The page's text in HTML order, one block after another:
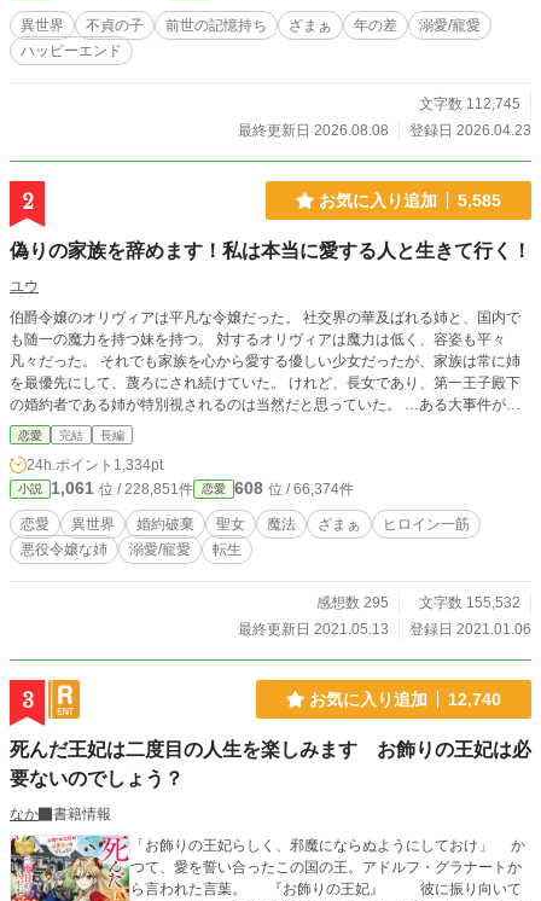
異世界 不貞の子 前世の記憶持ち ざまぁ 年の差
溺愛/寵愛
ハッピーエンド
文字数 112,745
最終更新日 2026.08.08
登録日 2026.04.23
2 お気に入り追加 5,585
偽りの家族を辞めます！私は本当に愛する人と生きて行く！
ユウ
伯爵令嬢のオリヴィアは平凡な令嬢だった。 社交界の華及ばれる姉と、国内で
も随一の魔力を持つ妹を持つ。 対するオリヴィアは魔力は低く、容姿も平々
凡々だった。 それでも家族を心から愛する優しい少女だったが、家族は常に姉
を最優先にして、蔑ろにされ続けていた。 けれど、長女であり、第一王子殿下
の婚約者である姉が特別視されるのは当然だと思っていた。 …ある大事件が起
きるまで。 姉がある日突然婚約者に婚約破棄を告げられてしまったことによ
り、姉のマリアナを守るようになり、婚約者までもマリアナを優先するようにな
る。 両親や婚約者は傷心の姉の為ならば当然だと言う様に、蔑ろにするも耐え
続けるが最中。 姉の婚約者を奪った噂の悪女と出会ってしまう。 しかしその少
女は噂のような悪女ではなく… ＊＊＊ タイトルを変更しました。 指摘を下さっ
た皆さん、ありがとうございます。
恋愛 完結 長編
24h.ポイント 1,334pt
小説 1,061 位 / 228,851件 恋愛 608 位 / 66,374件
恋愛 異世界 婚約破棄 聖女 魔法 ざまぁ
ヒロイン一筋
悪役令嬢な姉
溺愛/寵愛 転生
感想数 295
文字数 155,532
最終更新日 2021.05.13
登録日 2021.01.06
3 お気に入り追加 12,740
死んだ王妃は二度目の人生を楽しみます お飾りの王妃は必
要ないのでしょう？
なか
書籍情報
「お飾りの王妃らしく、邪魔にならぬようにしておけ」 か
つて、愛を誓い合ったこの国の王。アドルフ・グラナートか
ら言われた言葉。 『お飾りの王妃』 彼に振り向いて